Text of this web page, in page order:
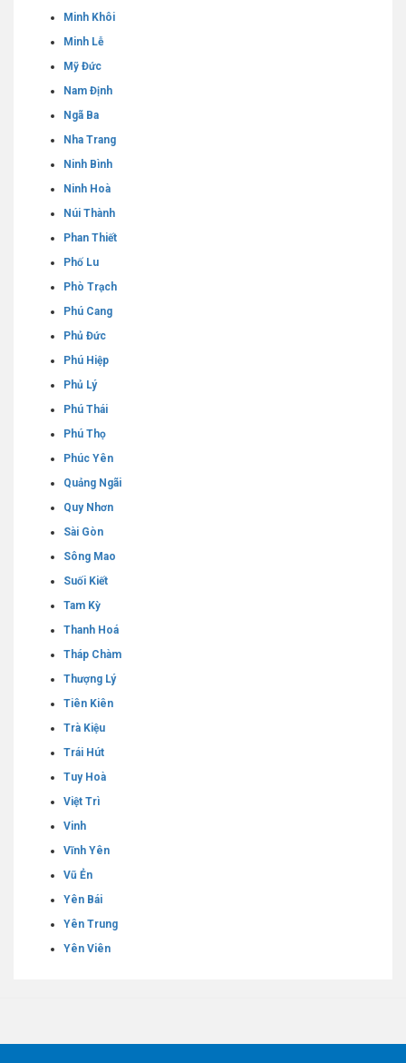
Minh Khôi
Minh Lễ
Mỹ Đức
Nam Định
Ngã Ba
Nha Trang
Ninh Bình
Ninh Hoà
Núi Thành
Phan Thiết
Phố Lu
Phò Trạch
Phú Cang
Phủ Đức
Phú Hiệp
Phủ Lý
Phú Thái
Phú Thọ
Phúc Yên
Quảng Ngãi
Quy Nhơn
Sài Gòn
Sông Mao
Suối Kiết
Tam Kỳ
Thanh Hoá
Tháp Chàm
Thượng Lý
Tiên Kiên
Trà Kiệu
Trái Hút
Tuy Hoà
Việt Trì
Vinh
Vĩnh Yên
Vũ Ẻn
Yên Bái
Yên Trung
Yên Viên